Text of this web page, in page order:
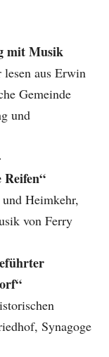
mit Musik
aus Erwin
Gemeinde
und
Heimkehr,
von Ferry
Synagoge